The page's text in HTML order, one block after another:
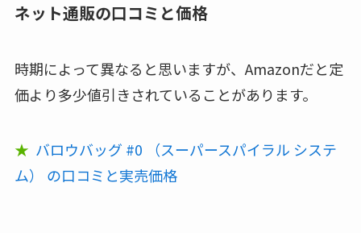
ネット通販の口コミと価格
時期によって異なると思いますが、Amazonだと定
価より多少値引きされていることがあります。
★ バロウバッグ #0 （スーパースパイラル システ
ム） の口コミと実売価格